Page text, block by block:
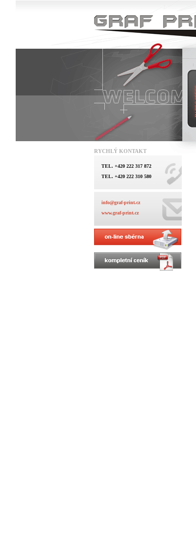
RYCHLÝ KONTAKT
TEL. +420 222 317 872
TEL. +420 222 310 580
info@graf-print.cz
www.graf-print.cz